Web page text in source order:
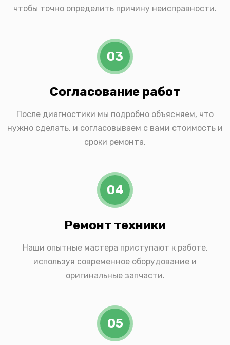
чтобы точно определить причину неисправности.
03
Согласование работ
После диагностики мы подробно объясняем, что
нужно сделать, и согласовываем с вами стоимость и
сроки ремонта.
04
Ремонт техники
Наши опытные мастера приступают к работе,
используя современное оборудование и
оригинальные запчасти.
05